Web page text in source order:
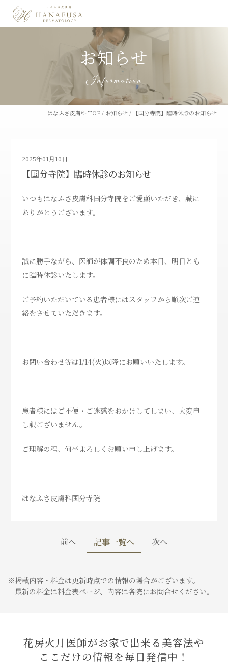
お知らせ
Information
はなふさ皮膚科 TOP / お知らせ / 【国分寺院】臨時休診のお知らせ
2025年01月10日
【国分寺院】臨時休診のお知らせ
いつもはなふさ皮膚科国分寺院をご愛顧いただき、誠に
ありがとうございます。
誠に勝手ながら、医師が体調不良のため本日、明日とも
に臨時休診いたします。
ご予約いただいている患者様にはスタッフから順次ご連
絡をさせていただきます。
お問い合わせ等は1/14(火)以降にお願いいたします。
患者様にはご不便・ご迷惑をおかけしてしまい、大変申
し訳ございません。
ご理解の程、何卒よろしくお願い申し上げます。
はなふさ皮膚科国分寺院
前へ 記事一覧へ 次へ
※掲載内容・料金は更新時点での情報の場合がございます。
最新の料金は料金表ページ、内容は各院にお問合せください。
花房火月医師がお家で出来る美容法や
ここだけの情報を毎日発信中！